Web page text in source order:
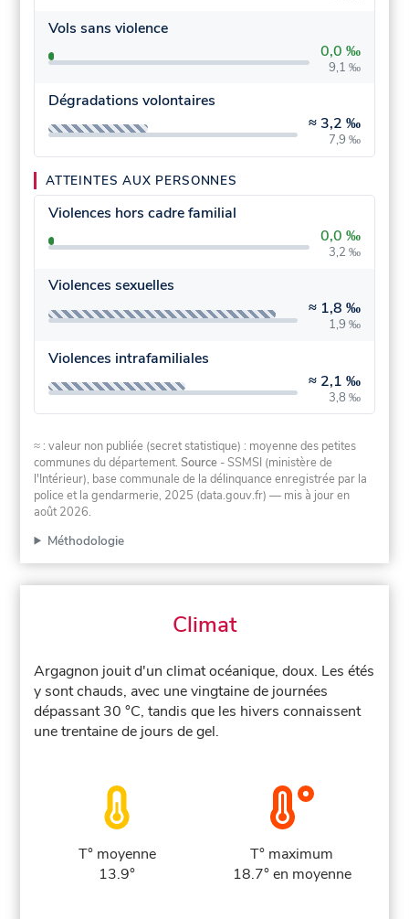
Vols sans violence
0,0 ‰
9,1 ‰
Dégradations volontaires
≈ 3,2 ‰
7,9 ‰
ATTEINTES AUX PERSONNES
Violences hors cadre familial
0,0 ‰
3,2 ‰
Violences sexuelles
≈ 1,8 ‰
1,9 ‰
Violences intrafamiliales
≈ 2,1 ‰
3,8 ‰
≈ : valeur non publiée (secret statistique) : moyenne des petites
communes du département.Source - SSMSI (ministère de
l'Intérieur), base communale de la délinquance enregistrée par la
police et la gendarmerie, 2025 (data.gouv.fr) — mis à jour en
août 2026.
Méthodologie
Climat
Argagnon jouit d'un climat océanique, doux. Les étés
y sont chauds, avec une vingtaine de journées
dépassant 30 °C, tandis que les hivers connaissent
une trentaine de jours de gel.
T° moyenne
13.9°
T° maximum
18.7° en moyenne